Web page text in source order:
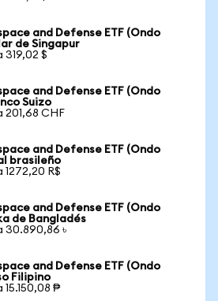
and Defense ETF (Ondo
de Singapur
319,02 $
and Defense ETF (Ondo
Suizo
201,68 CHF
and Defense ETF (Ondo
brasileño
1272,20 R$
and Defense ETF (Ondo
de Bangladés
30.890,86 ৳
and Defense ETF (Ondo
Filipino
15.150,08 ₱